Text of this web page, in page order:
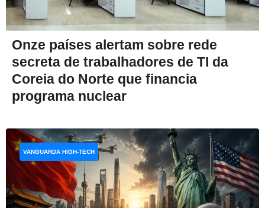
Onze países alertam sobre rede
secreta de trabalhadores de TI da
Coreia do Norte que financia
programa nuclear
VANGUARDA HIGH-TECH